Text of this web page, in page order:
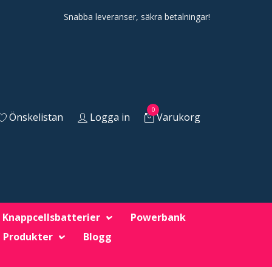
Snabba leveranser, säkra betalningar!
Önskelistan Logga in
0
Varukorg
Knappcellsbatterier
Powerbank
Produkter
Blogg